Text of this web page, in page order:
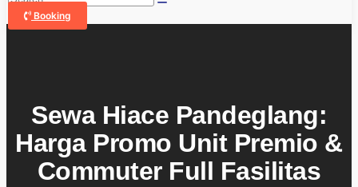
Booking
Sewa Hiace Pandeglang:
Harga Promo Unit Premio &
Commuter Full Fasilitas